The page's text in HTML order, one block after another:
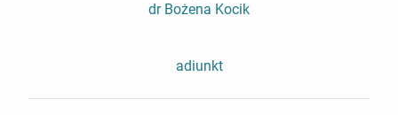
dr Bożena Kocik
adiunkt